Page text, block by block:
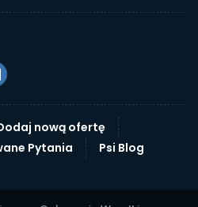
nową ofertę
Pytania
Psi Blog